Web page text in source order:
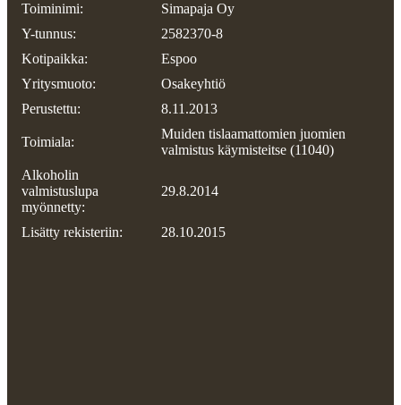
Toiminimi:
Simapaja Oy
Y-tunnus:
2582370-8
Kotipaikka:
Espoo
Yritysmuoto:
Osakeyhtiö
Perustettu:
8.11.2013
Toimiala:
Muiden tislaamattomien juomien
valmistus käymisteitse (11040)
Alkoholin
valmistuslupa
myönnetty:
29.8.2014
Lisätty rekisteriin: 28.10.2015